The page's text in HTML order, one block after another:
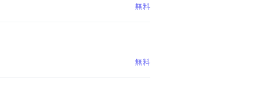
無料
無料